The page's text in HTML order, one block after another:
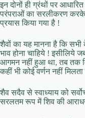
इन दोनों ही ग्रंथों पर
परंपराओं का सरलीकरण
प्रयास किया गया है !
शैवों का यह मानना है कि
भाव होना चाहिये ! इसीलिये
आगमन नहीं हुआ था, तब तक
कहीं भी कोई वर्णन नहीं
शैव सदैव से स्‍वाध्‍याय को
सरलतम रूप में शिव की